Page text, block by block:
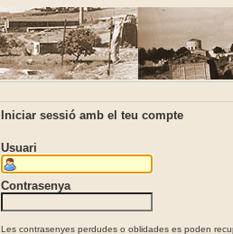
Iniciar sessió amb el teu compte
Usuari
Contrasenya
Les contrasenyes perdudes o oblidades es poden